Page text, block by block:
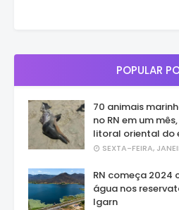
POPULAR
70 animais
no RN em um
litoral oriental do
SEXTA-FEIRA,
RN começa 2024
água nos
Igarn